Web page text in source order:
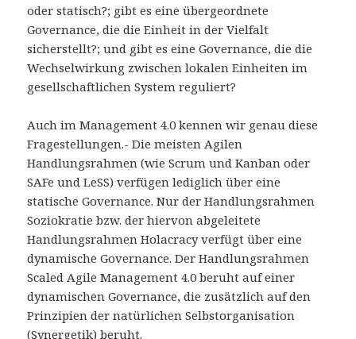
oder statisch?; gibt es eine übergeordnete
Governance, die die Einheit in der Vielfalt
sicherstellt?; und gibt es eine Governance, die die
Wechselwirkung zwischen lokalen Einheiten im
gesellschaftlichen System reguliert?
Auch im Management 4.0 kennen wir genau diese
Fragestellungen.- Die meisten Agilen
Handlungsrahmen (wie Scrum und Kanban oder
SAFe und LeSS) verfügen lediglich über eine
statische Governance. Nur der Handlungsrahmen
Soziokratie bzw. der hiervon abgeleitete
Handlungsrahmen Holacracy verfügt über eine
dynamische Governance. Der Handlungsrahmen
Scaled Agile Management 4.0 beruht auf einer
dynamischen Governance, die zusätzlich auf den
Prinzipien der natürlichen Selbstorganisation
(Synergetik) beruht.